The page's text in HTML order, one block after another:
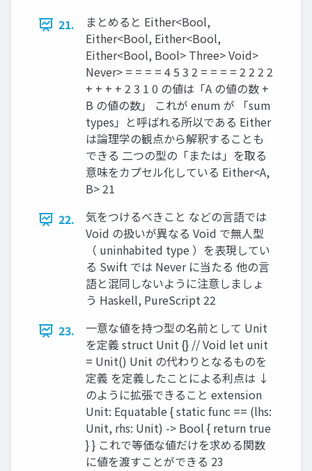
21.
まとめると Either<Bool,
Either<Bool, Either<Bool,
Either<Bool, Bool> Three> Void>
Never> = = = = 4 5 3 2 = = = = 2 2 2 2
+ + + + 2 3 1 0 の値は「A の値の数 +
B の値の数」 これが enum が 「sum
types」と呼ばれる所以である Either
は論理学の観点から解釈することも
できる ⼆つの型の「または」を取る
意味をカプセル化している Either<A,
B> 21
22.
気をつけるべきこと などの⾔語では
Void の扱いが異なる Void で無⼈型
（ uninhabited type ）を表現してい
る Swift では Never に当たる 他の⾔
語と混同しないように注意しましょ
う Haskell, PureScript 22
23.
⼀意な値を持つ型の名前として Unit
を定義 struct Unit {} // Void let unit
= Unit() Unit の代わりとなるものを
定義 を定義したことによる利点は ↓
のように拡張できること extension
Unit: Equatable { static func == (lhs:
Unit, rhs: Unit) -> Bool { return true
} } これで等価な値だけを求める関数
に値を渡すことができる 23